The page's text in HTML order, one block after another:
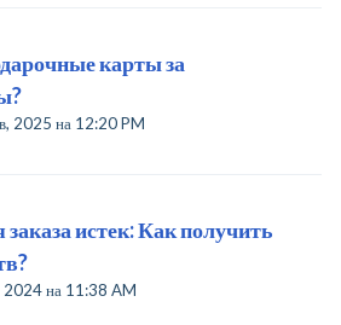
карты за
2025 на 12:20 PM
истек: Как получить
2024 на 11:38 AM